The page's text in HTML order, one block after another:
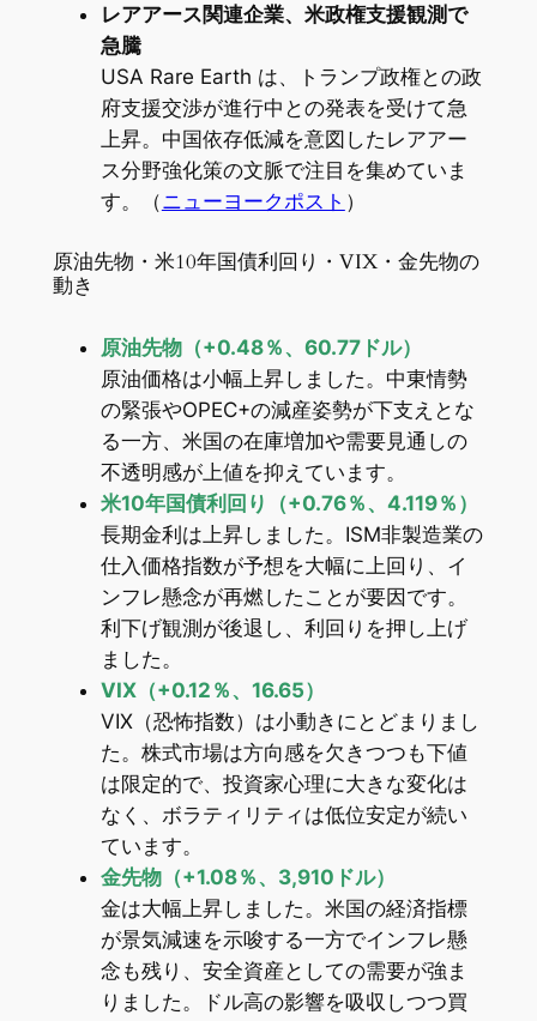
レアアース関連企業、米政権支援観測で
急騰
USA Rare Earth は、トランプ政権との政
府支援交渉が進行中との発表を受けて急
上昇。中国依存低減を意図したレアアー
ス分野強化策の文脈で注目を集めていま
す。（ニューヨークポスト ）
原油先物・米10年国債利回り・VIX・金先物の
動き
原油先物（+0.48％、60.77ドル）
原油価格は小幅上昇しました。中東情勢
の緊張やOPEC+の減産姿勢が下支えとな
る一方、米国の在庫増加や需要見通しの
不透明感が上値を抑えています。
米10年国債利回り（+0.76％、4.119％）
長期金利は上昇しました。ISM非製造業の
仕入価格指数が予想を大幅に上回り、イ
ンフレ懸念が再燃したことが要因です。
利下げ観測が後退し、利回りを押し上げ
ました。
VIX（+0.12％、16.65）
VIX（恐怖指数）は小動きにとどまりまし
た。株式市場は方向感を欠きつつも下値
は限定的で、投資家心理に大きな変化は
なく、ボラティリティは低位安定が続い
ています。
金先物（+1.08％、3,910ドル）
金は大幅上昇しました。米国の経済指標
が景気減速を示唆する一方でインフレ懸
念も残り、安全資産としての需要が強ま
りました。ドル高の影響を吸収しつつ買